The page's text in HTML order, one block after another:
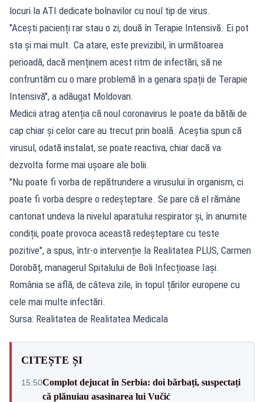
locuri la ATI dedicate bolnavilor cu noul tip de virus.
"Acești pacienți rar stau o zi, două în Terapie Intensivă. Ei pot
sta și mai mult. Ca atare, este previzibil, în următoarea
perioadă, dacă menținem acest ritm de infectări, să ne
confruntăm cu o mare problemă în a genara spații de Terapie
Intensivă", a adăugat Moldovan.
Medicii atrag atenția că noul coronavirus le poate da bătăi de
cap chiar și celor care au trecut prin boală. Aceștia spun că
virusul, odată instalat, se poate reactiva, chiar dacă va
dezvolta forme mai ușoare ale bolii.
"Nu poate fi vorba de repătrundere a virusului în organism, ci
poate fi vorba despre o redeșteptare. Se pare că el rămâne
cantonat undeva la nivelul aparatului respirator și, în anumite
condiții, poate provoca această redeșteptare cu teste
pozitive", a spus, într-o intervenție la Realitatea PLUS, Carmen
Dorobăț, managerul Spitalului de Boli Infecțioase Iași.
România se află, de câteva zile, în topul țărilor europene cu
cele mai multe infectări.
Sursa: Realitatea de Realitatea Medicala
CITEȘTE ȘI
15:50Complot dejucat în Serbia: doi bărbați, suspectați
că plănuiau asasinarea lui Vučić